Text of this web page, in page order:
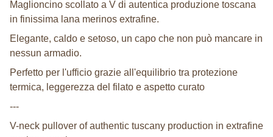
Maglioncino scollato a V di autentica produzione toscana
in finissima lana merinos extrafine.
Elegante, caldo e setoso, un capo che non può mancare in
nessun armadio.
Perfetto per l'ufficio grazie all'equilibrio tra protezione
termica, leggerezza del filato e aspetto curato
---
V-neck pullover of authentic tuscany production in extrafine